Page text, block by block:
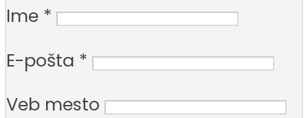
Ime *
E-pošta *
Veb mesto